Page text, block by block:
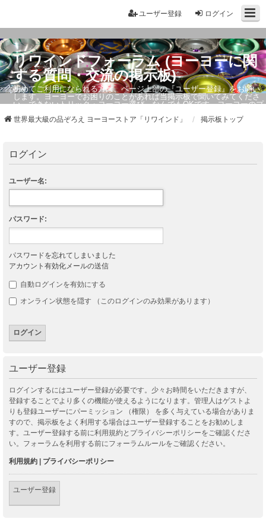
ログイン
ユーザー登録
リワインドフォーラム (ヨーヨーに関
する質問・交流の掲示板)
初めてご利用になられる方は、ページ上部の『ユーザー登録』をお願い
します。ヨーヨーでお困りのことがあれば当掲示板で聞いてみてくださ
い。できないトリック・ヨーヨー選び、なんでもOKです。ヨーヨーのプ
世界最大級の品ぞろえ ヨーヨーストア「リワインド」 掲示板トップ
ログイン
ユーザー名:
パスワード:
パスワードを忘れてしまいました
アカウント有効化メールの送信
自動ログインを有効にする
オンライン状態を隠す （このログインのみ効果があります）
ユーザー登録
ログインするにはユーザー登録が必要です。少々お時間をいただきますが、
登録することでより多くの機能が使えるようになります。管理人はゲストよ
りも登録ユーザーにパーミッション （権限） を多く与えている場合がありま
すので、掲示板をよく利用する場合はユーザー登録することをお勧めしま
す。ユーザー登録する前に利用規約とプライバシーポリシーをご確認くださ
い。フォーラムを利用する前にフォーラムルールをご確認ください。
利用規約 | プライバシーポリシー
ユーザー登録